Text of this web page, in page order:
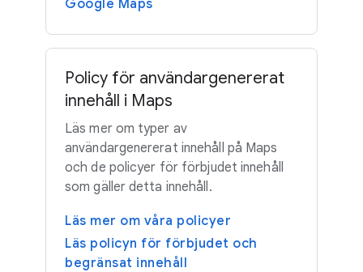
Google Maps
Policy för användargenererat
innehåll i Maps
Läs mer om typer av
användargenererat innehåll på Maps
och de policyer för förbjudet innehåll
som gäller detta innehåll.
Läs mer om våra policyer
Läs policyn för förbjudet och
begränsat innehåll